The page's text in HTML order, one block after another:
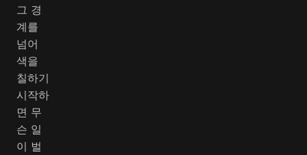
그 경
계를
넘어
색을
칠하기
시작하
면 무
슨 일
이 벌